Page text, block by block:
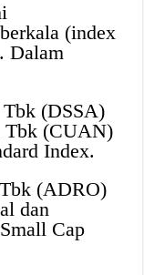
(index
Dalam
Tbk (DSSA)
Tbk (CUAN)
Index.
(ADRO)
dan
Cap